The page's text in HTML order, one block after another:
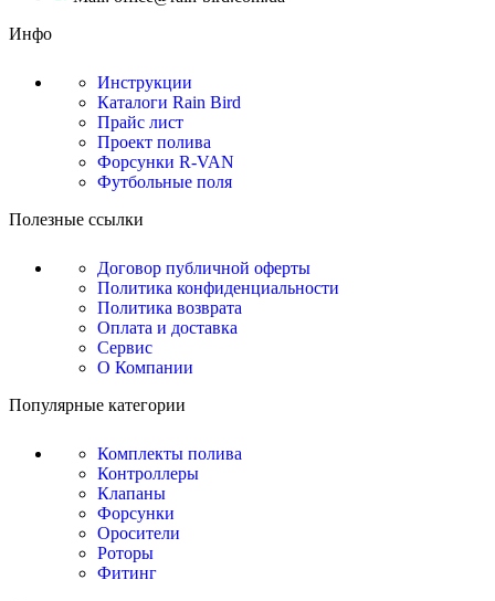
Инфо
Инструкции
Каталоги Rain Bird
Прайс лист
Проект полива
Форсунки R-VAN
Футбольные поля
Полезные ссылки
Договор публичной оферты
Политика конфиденциальности
Политика возврата
Оплата и доставка
Сервис
О Компании
Популярные категории
Комплекты полива
Контроллеры
Клапаны
Форсунки
Оросители
Роторы
Фитинг